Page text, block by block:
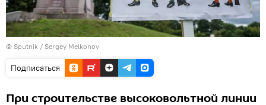
© Sputnik / Sergey Melkonov
Подписаться
При строительстве высоковольтной линии